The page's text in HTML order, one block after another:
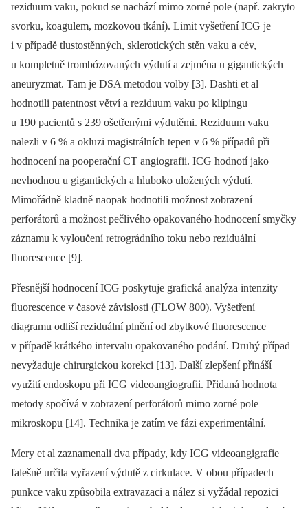
reziduum vaku, pokud se nachází mimo zorné pole (např. zakryto
svorku, koagulem, mozkovou tkání). Limit vyšetření ICG je
i v případě tlustostěnných, sklerotických stěn vaku a cév,
u kompletně trombózovaných výdutí a zejména u gigantických
aneuryz­mat. Tam je DSA metodou volby [3]. Dashti et al
hodnotili patentnost větví a reziduum vaku po klipingu
u 190 pacientů s 239 ošetřenými výdutěmi. Reziduum vaku
nalezli v 6 % a okluzi magistrálních tepen v 6 % případů při
hodnocení na pooperační CT angiografii. ICG hodnotí jako
nevhodnou u gigantických a hluboko uložených výdutí.
Mimořádně kladně naopak hodnotili možnost zobrazení
perforátorů a možnost pečlivého opakovaného hodnocení smyčky
záznamu k vyloučení retrográdního toku nebo reziduální
fluorescence [9].
Přesnější hodnocení ICG poskytuje grafická analýza intenzity
fluorescence v časové závislosti (FLOW 800). Vyšetření
diagramu odliší reziduální plnění od zbytkové fluorescence
v případě krátkého intervalu opakovaného podání. Druhý případ
nevyžaduje chirurgickou korekci [13]. Další zlepšení přináší
využití endoskopu při ICG videoangiografii. Přidaná hodnota
metody spočívá v zobrazení perforátorů mimo zorné pole
mikroskopu [14]. Technika je zatím ve fázi experimentální.
Mery et al zaznamenali dva případy, kdy ICG videoangigrafie
falešně určila vyřazení výdutě z cirkulace. V obou případech
punkce vaku způsobila extravazaci a nález si vyžádal repozici